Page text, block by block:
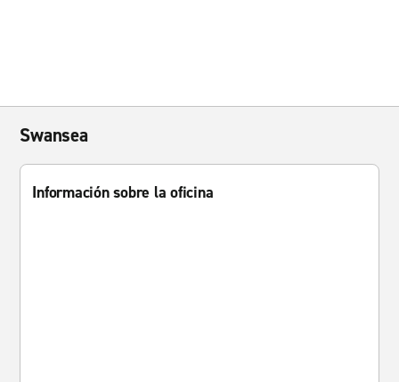
Swansea
Información sobre la oficina